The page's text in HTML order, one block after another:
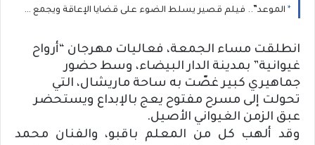
الموعد”.. فيلم قصير يسلط الضوء على قضايا الإعاقة ويجمع مهنيي السينما بالرباط
انطلقت مساء الجمعة، فعاليات مهرجان “أرواح
غيوانية” بمدينة الدار البيضاء، وسط حضور
جماهيري كبير غصّت به ساحة ماريشال، التي
تحولت إلى مسرح مفتوح يعج بالإبداع ويستحضر
عبق الزمن الغيواني الأصيل.
وقد ألهب كل من المعلم باقبو، والفنان محمد